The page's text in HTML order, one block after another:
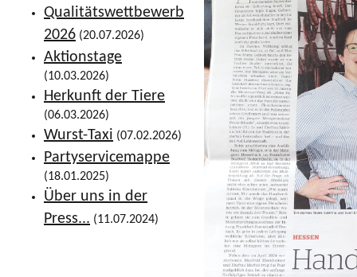
Qualitätswettbewerb
2026 (20.07.2026)
Aktionstage
(10.03.2026)
Herkunft der Tiere
(06.03.2026)
Wurst-Taxi (07.02.2026)
Partyservicemappe
(18.01.2025)
Über uns in der
Press... (11.07.2024)